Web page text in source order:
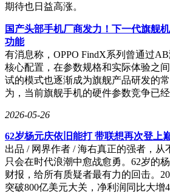
期待也日益高涨。
国产头部手机厂商发力！下一代旗舰
功能
有消息称，OPPO FindX系列曾通过
核心配置，在参数规格和实际体验之
试的模式也逐渐成为旗舰产品研发的
为，当前旗舰手机的硬件参数竞争已
2026-05-26
62岁杨元庆依旧能打 带联想再次登上
出品 / 网界作者 / 海右真正的强者，从
只会在时代浪潮中愈战愈勇。62岁的
财报，给所有质疑者最有力的回击。
突破800亿美元大关，净利润同比大增